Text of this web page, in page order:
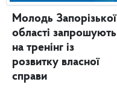
Молодь Запорізької
області запрошують
на тренінг із
розвитку власної
справи